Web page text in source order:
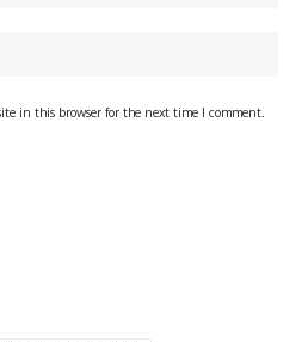
in this browser for the next time I comment.